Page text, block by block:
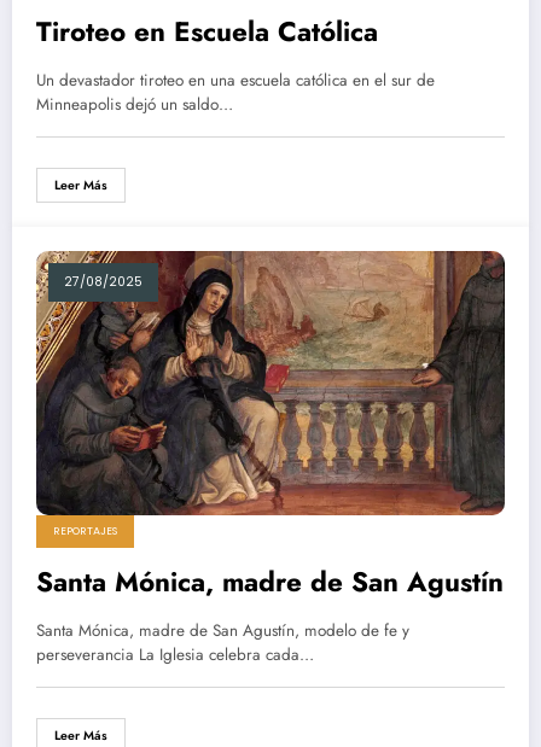
Tiroteo en Escuela Católica
Un devastador tiroteo en una escuela católica en el sur de
Minneapolis dejó un saldo…
Leer Más
27/08/2025
REPORTAJES
Santa Mónica, madre de San Agustín
Santa Mónica, madre de San Agustín, modelo de fe y
perseverancia La Iglesia celebra cada…
Leer Más